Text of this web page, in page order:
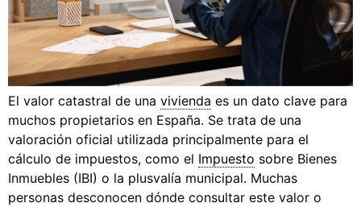
El valor catastral de una vivienda es un dato clave para
muchos propietarios en España. Se trata de una
valoración oficial utilizada principalmente para el
cálculo de impuestos, como el Impuesto sobre Bienes
Inmuebles (IBI) o la plusvalía municipal. Muchas
personas desconocen dónde consultar este valor o